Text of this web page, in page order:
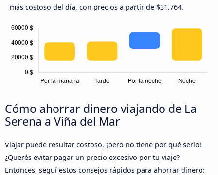
más costoso del día, con precios a partir de $31.764.
Cómo ahorrar dinero viajando de La
Serena a Viña del Mar
Viajar puede resultar costoso, ¡pero no tiene por qué serlo!
¿Querés evitar pagar un precio excesivo por tu viaje?
Entonces, seguí estos consejos rápidos para ahorrar dinero: